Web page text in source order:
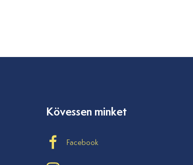
Kövessen minket
Facebook